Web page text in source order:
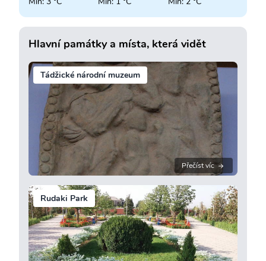
Hlavní památky a místa, která vidět
Tádžické národní muzeum
Přečíst víc
Rudaki Park